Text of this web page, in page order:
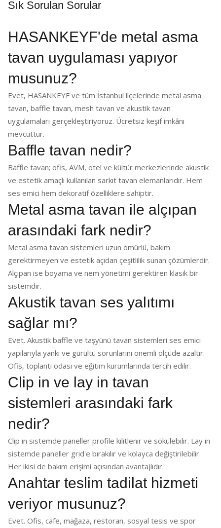
Sık Sorulan Sorular
HASANKEYF'de metal asma
tavan uygulaması yapıyor
musunuz?
Evet, HASANKEYF ve tüm İstanbul ilçelerinde metal asma
tavan, baffle tavan, mesh tavan ve akustik tavan
uygulamaları gerçekleştiriyoruz. Ücretsiz keşif imkânı
mevcuttur.
Baffle tavan nedir?
Baffle tavan; ofis, AVM, otel ve kültür merkezlerinde akustik
ve estetik amaçlı kullanılan sarkıt tavan elemanlarıdır. Hem
ses emici hem dekoratif özelliklere sahiptir.
Metal asma tavan ile alçıpan
arasındaki fark nedir?
Metal asma tavan sistemleri uzun ömürlü, bakım
gerektirmeyen ve estetik açıdan çeşitlilik sunan çözümlerdir.
Alçıpan ise boyama ve nem yönetimi gerektiren klasik bir
sistemdir.
Akustik tavan ses yalıtımı
sağlar mı?
Evet. Akustik baffle ve taşyünü tavan sistemleri ses emici
yapılarıyla yankı ve gürültü sorunlarını önemli ölçüde azaltır.
Ofis, toplantı odası ve eğitim kurumlarında tercih edilir.
Clip in ve lay in tavan
sistemleri arasındaki fark
nedir?
Clip in sistemde paneller profile kilitlenir ve sökülebilir. Lay in
sistemde paneller grid'e bırakılır ve kolayca değiştirilebilir.
Her ikisi de bakım erişimi açısından avantajlıdır.
Anahtar teslim tadilat hizmeti
veriyor musunuz?
Evet. Ofis, cafe, mağaza, restoran, sosyal tesis ve spor